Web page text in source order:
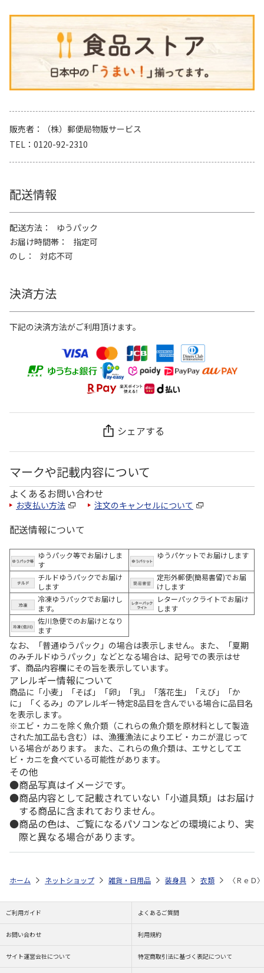
販売者
（株）郵便局物販サービス
TEL
0120-92-2310
配送情報
配送方法
ゆうパック
お届け時間帯
指定可
のし
対応不可
決済方法
下記の決済方法がご利用頂けます。
シェアする
マークや記載内容について
よくあるお問い合わせ
お支払い方法 注文のキャンセルについて
配送情報について
ゆうパック等でお届けしま
す
ゆうパケットでお届けします
チルドゆうパックでお届け
します
定形外郵便(簡易書留)でお届
けします
冷凍ゆうパックでお届けし
ます。
レターパックライトでお届け
します
佐川急便でのお届けとなり
ます
なお、「普通ゆうパック」の場合は表示しません。また、「夏期
のみチルドゆうパック」などとなる場合は、記号での表示はせ
ず、商品内容欄にその旨を表示しています。
アレルギー情報について
商品に「小麦」「そば」「卵」「乳」「落花生」「えび」「か
に」「くるみ」のアレルギー特定8品目を含んでいる場合に品目名
を表示します。
※エビ・カニを除く魚介類（これらの魚介類を原材料として製造
された加工品も含む）は、漁獲漁法によりエビ・カニが混じって
いる場合があります。 また、これらの魚介類は、エサとしてエ
ビ・カニを食べている可能性があります。
その他
商品写真はイメージです。
商品内容として記載されていない「小道具類」はお届け
する商品に含まれておりません。
商品の色は、ご覧になるパソコンなどの環境により、実
際と異なる場合があります。
ホーム ネットショップ 雑貨・日用品 装身具 衣類 〈ＲｅＤ
ご利用ガイド よくあるご質問
お問い合わせ 利用規約
サイト運営会社について 特定商取引法に基づく表記について